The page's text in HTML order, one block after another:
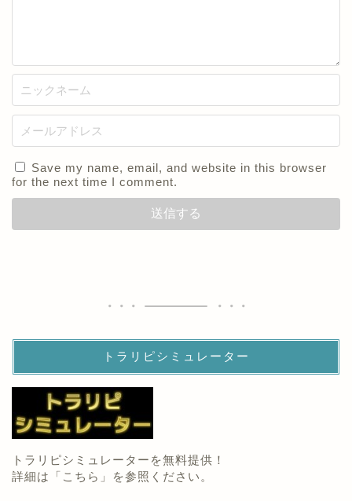
Save my name, email, and website in this browser
for the next time I comment.
トラリピシミュレーター
トラリピシミュレーターを無料提供！
詳細は「 こちら 」を参照ください。